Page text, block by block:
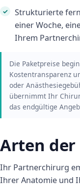
Strukturierte
einer Woche,
Ihrem
Die Paketpreise
Kostentransparenz
oder
übernimmt Ihr
das endgültige
Arten
Ihr Partnerchirurg
Ihrer Anatomie und